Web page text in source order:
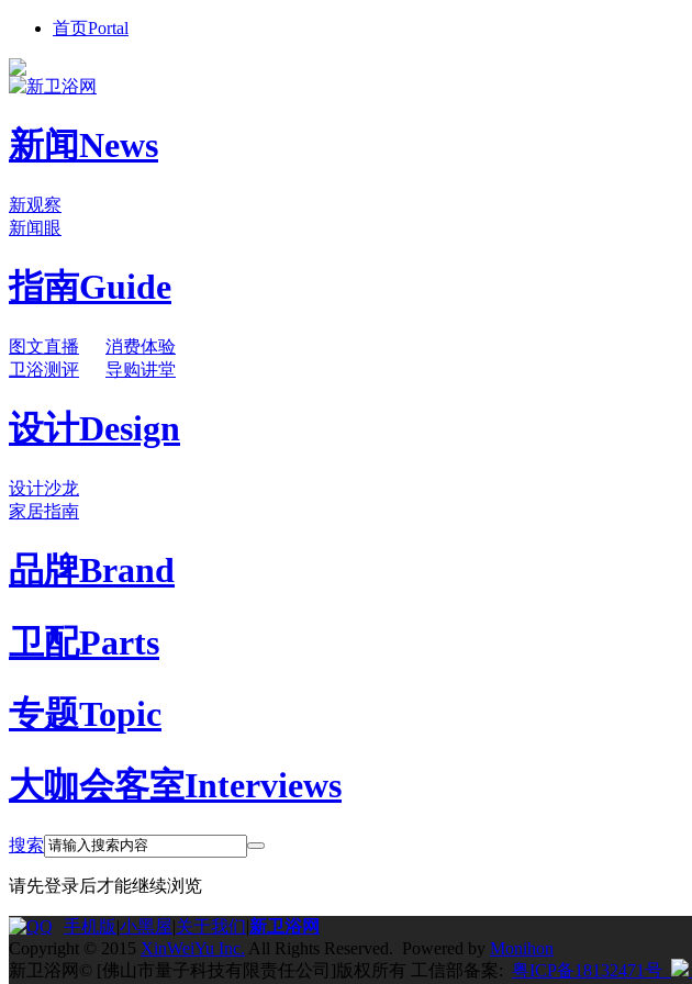
首页Portal
新闻News
新观察
新闻眼
指南Guide
图文直播
消费体验
卫浴测评
导购讲堂
设计Design
设计沙龙
家居指南
品牌Brand
卫配Parts
专题Topic
大咖会客室Interviews
搜索
请先登录后才能继续浏览
手机版|小黑屋|关于我们|新卫浴网
Copyright © 2015 XinWeiYu Inc. All Rights Reserved. Powered by Monihon
新卫浴网© [佛山市量子科技有限责任公司]版权所有 工信部备案: 粤ICP备18132471号